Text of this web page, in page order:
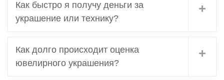
Как быстро я получу деньги за
украшение или технику?
Как долго происходит оценка
ювелирного украшения?